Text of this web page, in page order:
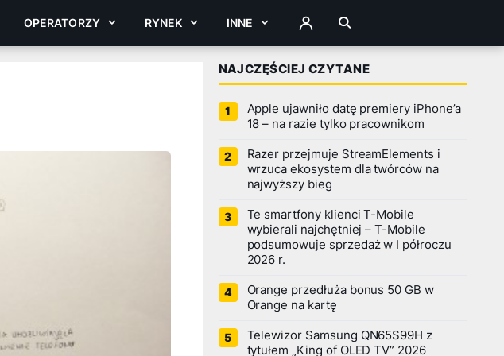
OPERATORZY RYNEK INNE ZALOGUJ
NAJCZĘŚCIEJ CZYTANE
Apple ujawniło datę premiery iPhone’a
18 – na razie tylko pracownikom
Razer przejmuje StreamElements i
wrzuca ekosystem dla twórców na
najwyższy bieg
Te smartfony klienci T-Mobile
wybierali najchętniej – T-Mobile
podsumowuje sprzedaż w I półroczu
2026 r.
Orange przedłuża bonus 50 GB w
Orange na kartę
Telewizor Samsung QN65S99H z
tytułem „King of OLED TV” 2026